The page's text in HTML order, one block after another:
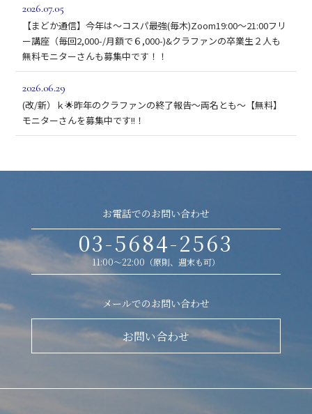
2026.07.05
【まどか通信】今年は～コスパ最強(毎木)Zoom19:00～21:00フリ
ー講座（毎回2,000-/月額で６,000-)&クラファンの卒業生２人も
無料モニターさんも募集中です！！
2026.06.29
(改/新）ｋ🌟昨年のクラファンの終了報告～両名とも～【無料】
モニターさんを募集中です!!！
お電話でのお問い合わせ
03-5684-2563
11:00～22:00（原則、週末も可）
メールでのお問い合わせ
お問い合わせ